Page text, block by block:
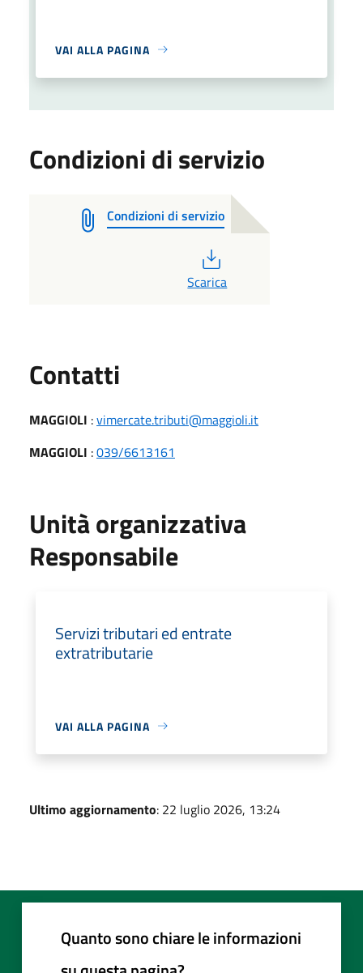
VAI ALLA PAGINA
Condizioni di servizio
Condizioni di servizio
Scarica
Contatti
MAGGIOLI :vimercate.tributi@maggioli.it
MAGGIOLI :039/6613161
Unità organizzativa
Responsabile
Servizi tributari ed entrate
extratributarie
VAI ALLA PAGINA
Ultimo aggiornamento: 22 luglio 2026, 13:24
Quanto sono chiare le informazioni